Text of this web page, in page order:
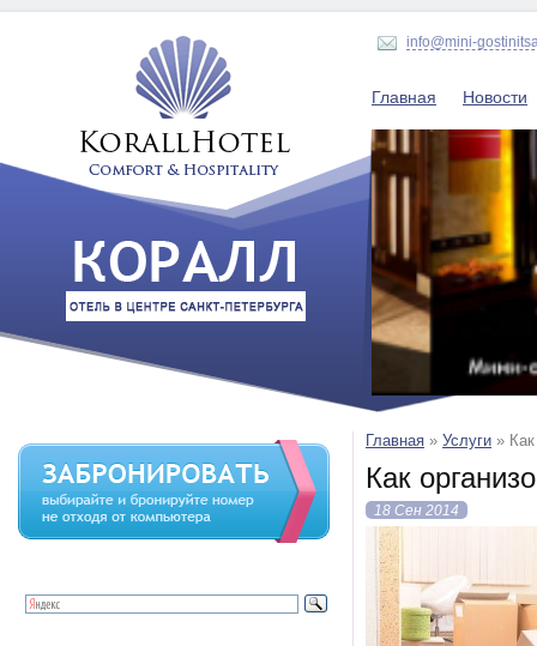
info@mini-
Главная Новости
Главная » Услуги »
Как
18 Сен 2014